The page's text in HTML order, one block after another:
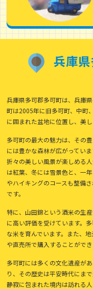
兵庫県
兵庫県多可郡多可町は、兵庫
町は2005年に旧多可町、中町
に囲まれた盆地に位置し、美
多可町の最大の魅力は、その
には豊かな森林が広がってい
折々の美しい風景が楽しめる
は紅葉、冬には雪景色と、一
やハイキングのコースも整備
です。
特に、山田錦という酒米の生
に高い評価を受けています。
な米を育んでいます。また、
や直売所で購入することができ
多可町には多くの文化遺産が
り、その歴史は平安時代にま
静寂に包まれた境内は訪れる